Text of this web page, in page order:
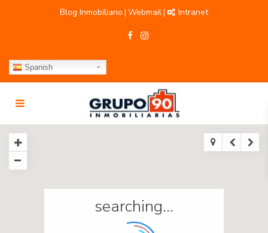
Blog Inmobiliario | Webmail| Intranet
Spanish
searching...